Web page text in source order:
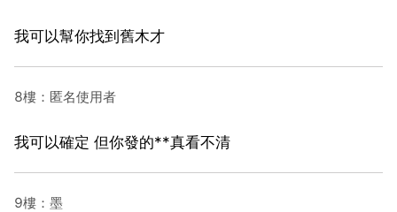
我可以幫你找到舊木才
8樓：匿名使用者
我可以確定 但你發的**真看不清
9樓：墨